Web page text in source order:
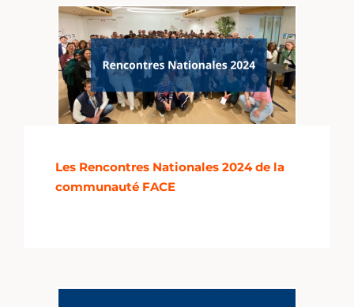
Les Rencontres Nationales 2024 de la
communauté FACE